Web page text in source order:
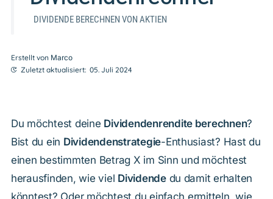
DIVIDENDE BERECHNEN VON AKTIEN
Erstellt von Marco
Zuletzt aktualisiert: 05. Juli 2024
Du möchtest deine Dividendenrendite berechnen?
Bist du ein Dividendenstrategie-Enthusiast? Hast du
einen bestimmten Betrag X im Sinn und möchtest
herausfinden, wie viel Dividendedu damit erhalten
könntest? Oder möchtest du einfach ermitteln, wie